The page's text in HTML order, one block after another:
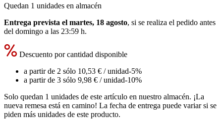
Quedan 1 unidades en almacén
Entrega prevista el martes, 18 agosto, si se realiza el pedido antes
del domingo a las 23:59 h.
Descuento por cantidad disponible
a partir de 2 sólo 10,53 € / unidad-5%
a partir de 3 sólo 9,98 € / unidad-10%
Solo quedan 1 unidades de este artículo en nuestro almacén. ¡La
nueva remesa está en camino! La fecha de entrega puede variar si se
piden más unidades de este producto.